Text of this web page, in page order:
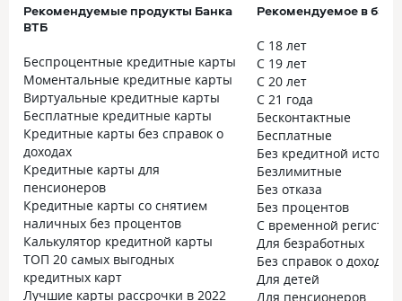
Рекомендуемые продукты Банка
ВТБ
Беспроцентные кредитные карты
Моментальные кредитные карты
Виртуальные кредитные карты
Бесплатные кредитные карты
Кредитные карты без справок о
доходах
Кредитные карты для
пенсионеров
Кредитные карты со снятием
наличных без процентов
Калькулятор кредитной карты
ТОП 20 самых выгодных
кредитных карт
Лучшие карты рассрочки в 2022
Рекомендуемое в
С 18 лет
С 19 лет
С 20 лет
С 21 года
Бесконтактные
Бесплатные
Без кредитной
Безлимитные
Без отказа
Без процентов
С временной
Для безработных
Без справок о доходах
Для детей
Для пенсионеров